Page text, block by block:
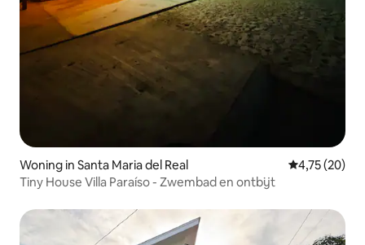
Woning in Santa Maria del Real Gemiddelde
4,75 (20)
Tiny House Villa Paraíso - Zwembad en ontbijt